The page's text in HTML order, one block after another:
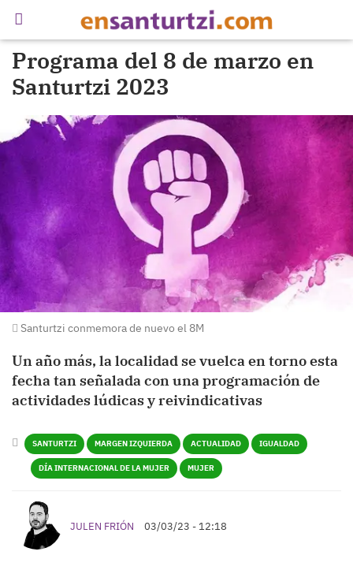
Programa del 8 de marzo en
Santurtzi 2023
Santurtzi conmemora de nuevo el 8M
Un año más, la localidad se vuelca en torno esta
fecha tan señalada con una programación de
actividades lúdicas y reivindicativas
SANTURTZI MARGEN IZQUIERDA ACTUALIDAD IGUALDAD
DÍA INTERNACIONAL DE LA MUJER MUJER
JULEN FRIÓN 03/03/23 - 12:18